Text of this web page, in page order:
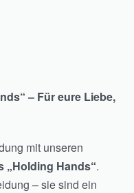
– Für eure Liebe,
mit unseren
„Holding Hands“.
– sie sind ein